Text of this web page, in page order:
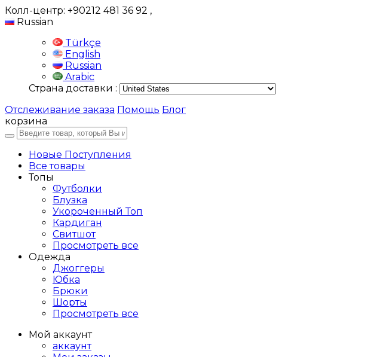
Колл-центр: +90212 481 36 92 ,
Russian
Türkçe
English
Russian
Arabic
Страна доставки :
Отслеживание заказа Помощь Блог
корзина
Новые Поступления
Все товары
Топы
Футболки
Блузка
Укороченный Топ
Кардиган
Свитшот
Просмотреть все
Одежда
Джоггеры
Юбка
Брюки
Шорты
Просмотреть все
Мой аккаунт
аккаунт